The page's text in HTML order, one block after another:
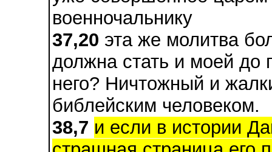
военночальнику
37,20 эта же молитва
должна стать и моей до
него? Ничтожный и
библейским человеком.
38,7 и если в истории